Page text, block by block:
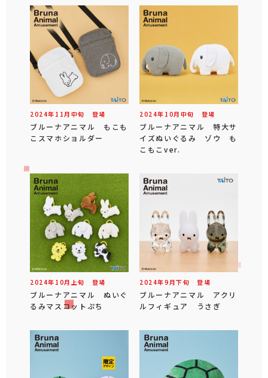
2024年 11 月 中旬 登場
ブルーナアニマル もこも
こスマホショルダー
2024年 10月 中旬 登場
ブルーナアニマル 特大サ
イズぬいぐるみ ゾウ も
こもこver.
2024年 10月 上旬 登場
ブルーナアニマル ぬいぐ
るみマスコットぷち
2024年9 月下旬 登場
ブルーナアニマル アクリ
ルフィギュア うさぎ